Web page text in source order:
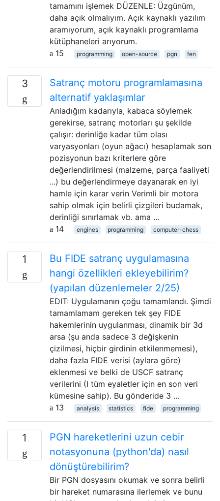
tamamını işlemek DÜZENLE: Üzgünüm,
daha açık olmalıyım. Açık kaynaklı yazılım
aramıyorum, açık kaynaklı programlama
kütüphaneleri arıyorum.
15
programming open-source pgn fen
3
Satranç motoru programlamasına
alternatif yaklaşımlar
Anladığım kadarıyla, kabaca söylemek
gerekirse, satranç motorları şu şekilde
çalışır: derinliğe kadar tüm olası
varyasyonları (oyun ağacı) hesaplamak son
pozisyonun bazı kriterlere göre
değerlendirilmesi (malzeme, parça faaliyeti
...) bu değerlendirmeye dayanarak en iyi
hamle için karar verin Verimli bir motora
sahip olmak için belirli çizgileri budamak,
derinliği sınırlamak vb. ama …
14
engines programming computer-chess
1
Bu FIDE satranç uygulamasına
hangi özellikleri ekleyebilirim?
(yapılan düzenlemeler 2/25)
EDIT: Uygulamanın çoğu tamamlandı. Şimdi
tamamlamam gereken tek şey FIDE
hakemlerinin uygulanması, dinamik bir 3d
arsa (şu anda sadece 3 değişkenin
çizilmesi, hiçbir girdinin etkilenmemesi),
daha fazla FIDE verisi (aylara göre)
eklenmesi ve belki de USCF satranç
verilerini (I tüm eyaletler için en son veri
kümesine sahip). Bu gönderide 3 …
13
analysis statistics fide programming
1
PGN hareketlerini uzun cebir
notasyonuna (python'da) nasıl
dönüştürebilirim?
Bir PGN dosyasını okumak ve sonra belirli
bir hareket numarasına ilerlemek ve bunu